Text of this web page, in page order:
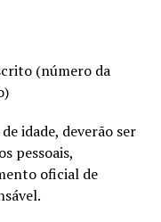
(número da
idade, deverão ser
pessoais,
oficial de